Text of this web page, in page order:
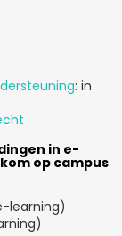
: in
in e-
op campus
learning)